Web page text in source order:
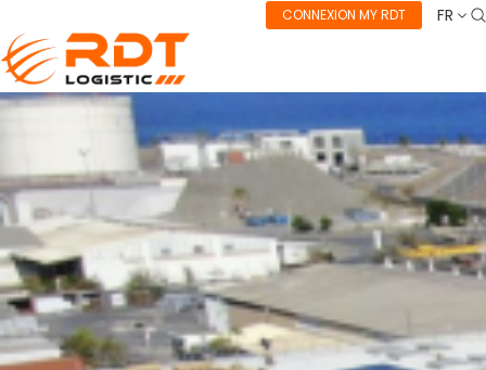
CONNEXION MY RDT FR